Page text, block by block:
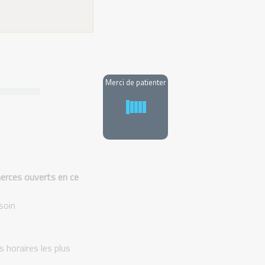
Merci de patienter
ouverts en ce
horaires les plus